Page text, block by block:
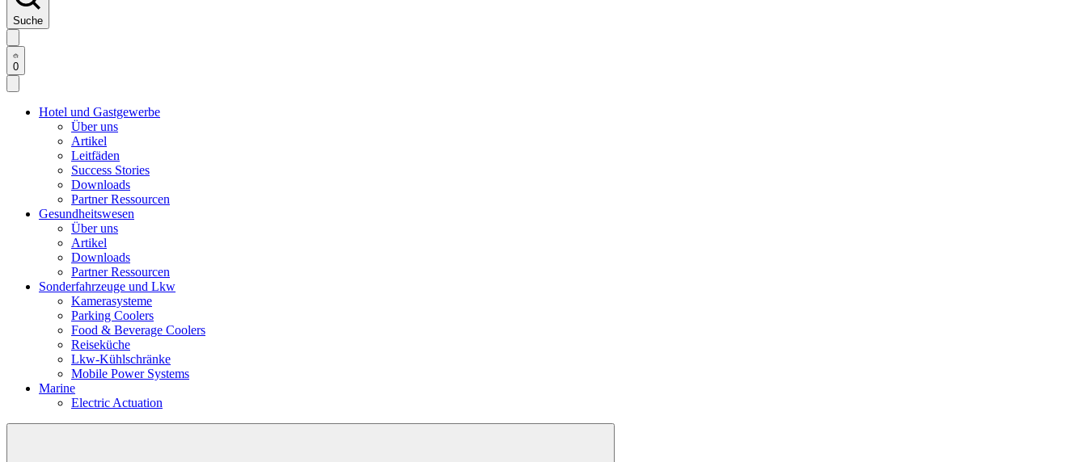
Suche
0
Hotel und Gastgewerbe
Über uns
Artikel
Leitfäden
Success Stories
Downloads
Partner Ressourcen
Gesundheitswesen
Über uns
Artikel
Downloads
Partner Ressourcen
Sonderfahrzeuge und Lkw
Kamerasysteme
Parking Coolers
Food & Beverage Coolers
Reiseküche
Lkw-Kühlschränke
Mobile Power Systems
Marine
Electric Actuation